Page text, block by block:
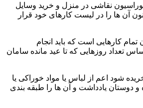
دکوراسیون نقاشی در منزل و خرید وسایل
آن ها را در لیست کارهای خود قرار
کارهایی است که باید انجام
تعداد روزهایی که تا عید مانده سامان
شود اعم از لباس یا مواد خوراکی یا
و دوستان یادداشت و آن ها را طبقه بندی